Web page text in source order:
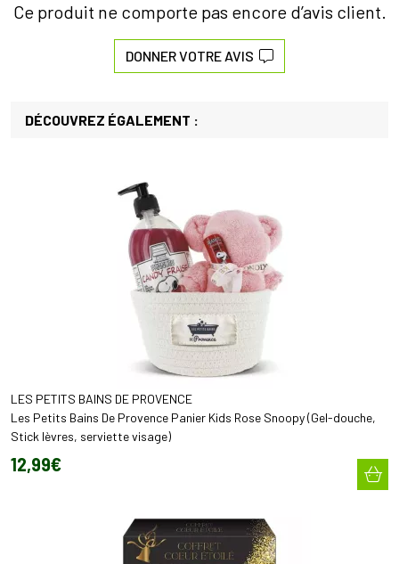
Ce produit ne comporte pas encore d’avis client.
DONNER VOTRE AVIS
DÉCOUVREZ ÉGALEMENT :
LES PETITS BAINS DE PROVENCE
Les Petits Bains De Provence Panier Kids Rose Snoopy (Gel-douche,
Stick lèvres, serviette visage)
12,99€